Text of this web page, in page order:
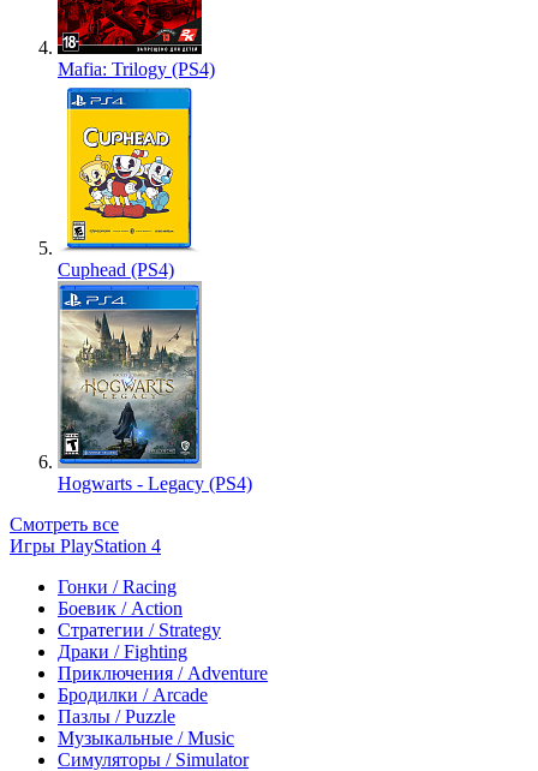
Mafia: Trilogy (PS4)
Cuphead (PS4)
Hogwarts - Legacy (PS4)
Смотреть все
Игры PlayStation 4
Гонки / Racing
Боевик / Action
Стратегии / Strategy
Драки / Fighting
Приключения / Adventure
Бродилки / Arcade
Пазлы / Puzzle
Музыкальные / Music
Симуляторы / Simulator